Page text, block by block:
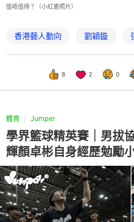
值唔值得？（小紅書照片）
香港藝人動向 劉穎鏇
8 2 0
體育 Jumper
學界籃球精英賽｜男拔
輝顏卓彬自身經歷勉勵